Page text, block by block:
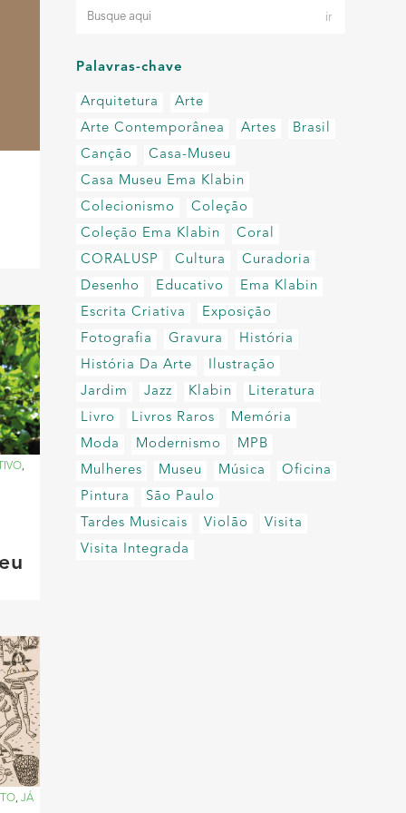
,
, JÁ
Palavras-chave
Arquitetura
Arte
Arte Contemporânea
Artes
Brasil
Canção
Casa-Museu
Casa Museu Ema Klabin
Colecionismo
Coleção
Coleção Ema Klabin
Coral
CORALUSP
Cultura
Curadoria
Desenho
Educativo
Ema Klabin
Escrita Criativa
Exposição
Fotografia
Gravura
História
História Da Arte
Ilustração
Jardim
Jazz Klabin
Literatura
Livro
Livros Raros
Memória
Moda
Modernismo
MPB
Mulheres
Museu Música
Oficina
Pintura
São Paulo
Tardes Musicais
Violão
Visita
Visita Integrada